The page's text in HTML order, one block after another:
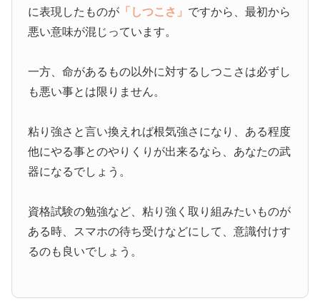
に表現したものが 「しつこさ」 ですから、最初から
悪い意味が混じっています。
一方、命があるもの以外に対するしつこさは必ずし
も悪い事とは限りません。
粘り強さと言い換えれば根気強さになり、ある程度
他にやる事とのやりくりが出来るなら、あなたの武
器になるでしょう。
資格試験の勉強など、粘り強く取り組みたいものが
ある時、スマホの待ち受けなどにして、意識付けす
るのも良いでしょう。